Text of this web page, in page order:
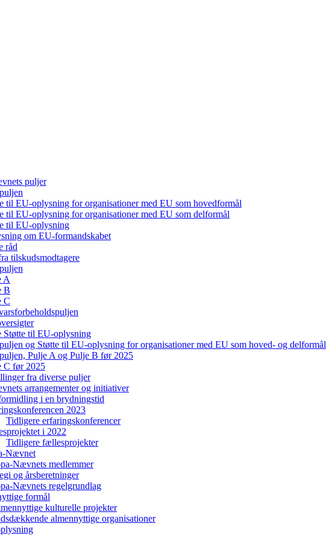
puljer
til EU-oplysning for organisationer med EU som hovedformål
til EU-oplysning for organisationer med EU som delformål
til EU-oplysning
om EU-formandskabet
råd
tilskudsmodtagere
A
B
C
Støtte til EU-oplysning
og Støtte til EU-oplysning for organisationer med EU som hoved- og delformål
Pulje A og Pulje B før 2025
C før 2025
fra diverse puljer
arrangementer og initiativer
i en brydningstid
2023
Tidligere erfaringskonferencer
i 2022
Tidligere fællesprojekter
Nævnet
Nævnets medlemmer
og årsberetninger
Nævnets regelgrundlag
formål
kulturelle projekter
almennyttige organisationer